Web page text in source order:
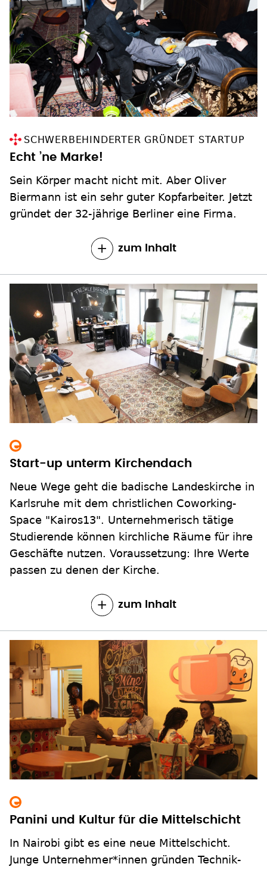
SCHWERBEHINDERTER GRÜNDET STARTUP
Echt ’ne Marke!
Sein Körper macht nicht mit. Aber Oliver
Biermann ist ein sehr guter Kopfarbeiter. Jetzt
gründet der 32-jährige Berliner eine Firma.
zum Inhalt
Start-up unterm Kirchendach
Neue Wege geht die badische Landeskirche in
Karlsruhe mit dem christlichen Coworking-
Space "Kairos13". Unternehmerisch tätige
Studierende können kirchliche Räume für ihre
Geschäfte nutzen. Voraussetzung: Ihre Werte
passen zu denen der Kirche.
zum Inhalt
Panini und Kultur für die Mittelschicht
In Nairobi gibt es eine neue Mittelschicht.
Junge Unternehmer*innen gründen Technik-